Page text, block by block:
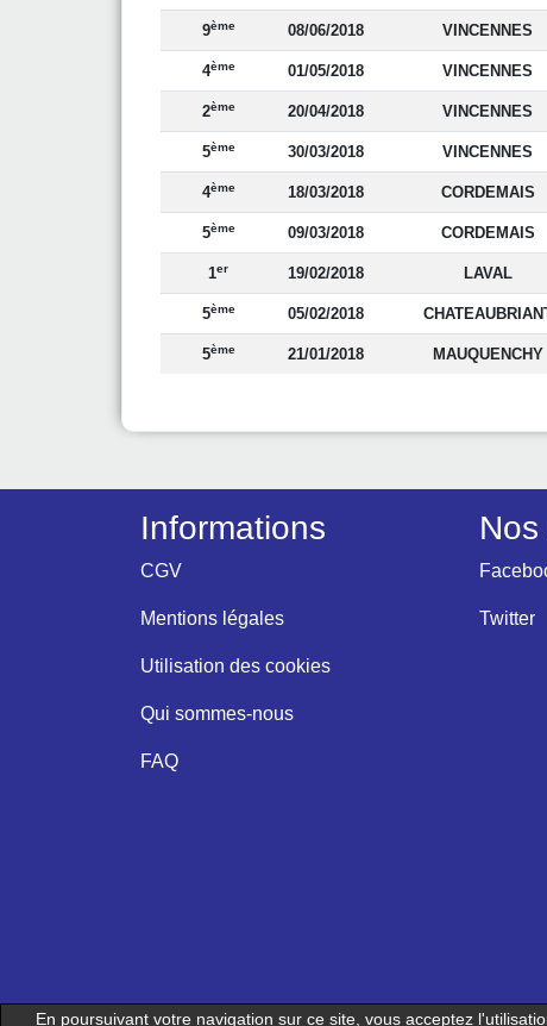
9ème 08/06/2018 VINCENNES
4ème 01/05/2018 VINCENNES
2ème 20/04/2018 VINCENNES
5ème 30/03/2018 VINCENNES
4ème 18/03/2018 CORDEMAIS
5ème 09/03/2018 CORDEMAIS
1er 19/02/2018 LAVAL
5ème 05/02/2018
5ème 21/01/2018 MAUQUENCHY
Informations
CGV
Mentions légales
Utilisation des cookies
Qui sommes-nous
FAQ
Twitter
En poursuivant votre navigation sur ce site, vous acceptez